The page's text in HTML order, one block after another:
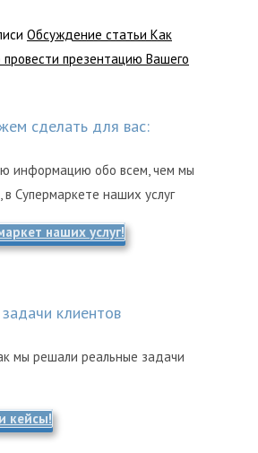
Обсуждение статьи Как
презентацию Вашего
сделать для вас:
информацию обо всем, чем мы
Супермаркете наших услуг
наших услуг!
клиентов
мы решали реальные задачи
кейсы!